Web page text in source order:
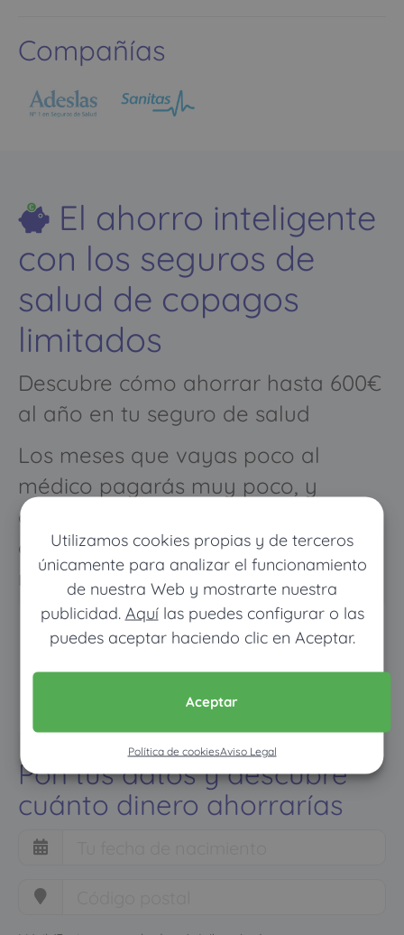
Utilizamos cookies propias y de terceros
únicamente para analizar el funcionamiento
de nuestra Web y mostrarte nuestra
publicidad. Aquílas puedes configurar o las
puedes aceptar haciendo clic en Aceptar.
Aceptar
Política de cookiesAviso Legal
Compañías
El ahorro inteligente
con los seguros de
salud de copagos
limitados
Descubre cómo ahorrar hasta 600€
al año en tu seguro de salud
Los meses que vayas poco al
médico pagarás muy poco, y
cuando vayas mucho pagarás
como con un seguro médico
normal
Pon tus datos y descubre
cuánto dinero ahorrarías